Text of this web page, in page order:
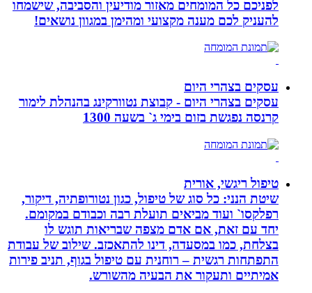
לפניכם כל המומחים מאזור מודיעין והסביבה, שישמחו
להעניק לכם מענה מקצועי ומהימן במגוון נושאים!
עסקים בצהרי היום
עסקים בצהרי היום - קבוצת נטוורקינג בהנהלת לימור
קרנסה נפגשת בזום בימי ג` בשעה 1300
טיפול ריגשי, אורית
שיטת הנני: כל סוג של טיפול, כגון נטורופתיה, דיקור,
רפלקסו` ועוד מביאים תועלת רבה וכבודם במקומם.
יחד עם זאת, אם אדם מצפה שבריאות תוגש לו
בצלחת, כמו במסעדה, דינו להתאכזב. שילוב של עבודת
התפתחות רגשית – רוחנית עם טיפול בגוף, תניב פירות
אמיתיים ותעקור את הבעיה מהשורש.